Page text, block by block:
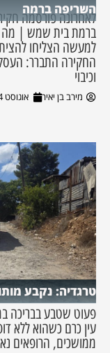
השריפה ברמה
לאחרונה פורסמה
ברמת בית שמש | מה
למעשה הצליחו
החקירה התברר: העסק
וכיבוי
מירב בן יאיר אוגוסט 4, 2026
טרגדיה: נקבע
פעוט שטבע בבריכה
עין כרם כשהוא ללא
ממושכים, הרופאים